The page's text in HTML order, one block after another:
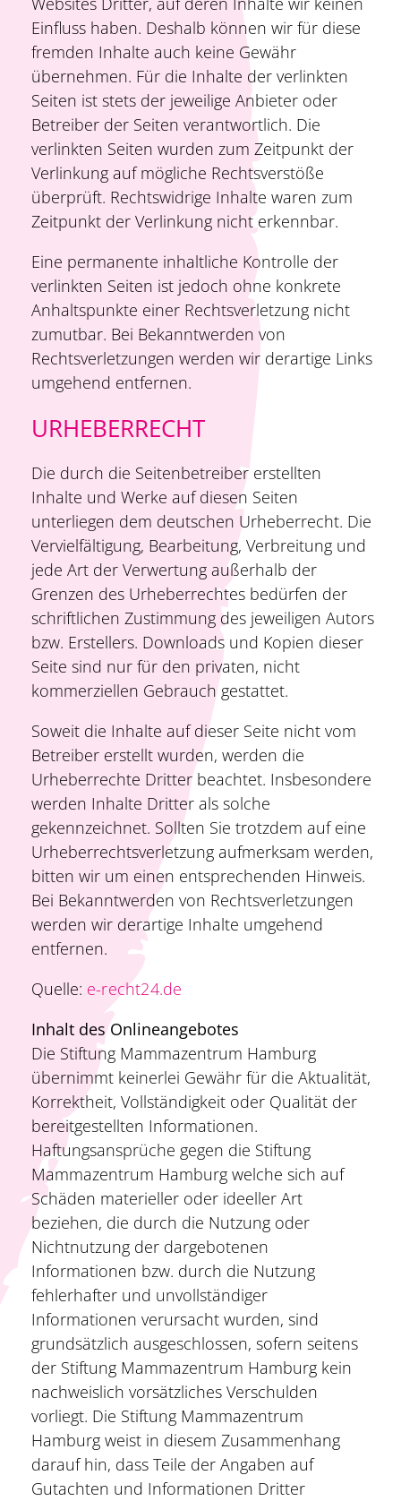
Einfluss haben. Deshalb können wir für diese
fremden Inhalte auch keine Gewähr
übernehmen. Für die Inhalte der verlinkten
Seiten ist stets der jeweilige Anbieter oder
Betreiber der Seiten verantwortlich. Die
verlinkten Seiten wurden zum Zeitpunkt der
Verlinkung auf mögliche Rechtsverstöße
überprüft. Rechtswidrige Inhalte waren zum
Zeitpunkt der Verlinkung nicht erkennbar.
Eine permanente inhaltliche Kontrolle der
verlinkten Seiten ist jedoch ohne konkrete
Anhaltspunkte einer Rechtsverletzung nicht
zumutbar. Bei Bekanntwerden von
Rechtsverletzungen werden wir derartige Links
umgehend entfernen.
URHEBERRECHT
Die durch die Seitenbetreiber erstellten
Inhalte und Werke auf diesen Seiten
unterliegen dem deutschen Urheberrecht. Die
Vervielfältigung, Bearbeitung, Verbreitung und
jede Art der Verwertung außerhalb der
Grenzen des Urheberrechtes bedürfen der
schriftlichen Zustimmung des jeweiligen Autors
bzw. Erstellers. Downloads und Kopien dieser
Seite sind nur für den privaten, nicht
kommerziellen Gebrauch gestattet.
Soweit die Inhalte auf dieser Seite nicht vom
Betreiber erstellt wurden, werden die
Urheberrechte Dritter beachtet. Insbesondere
werden Inhalte Dritter als solche
gekennzeichnet. Sollten Sie trotzdem auf eine
Urheberrechtsverletzung aufmerksam werden,
bitten wir um einen entsprechenden Hinweis.
Bei Bekanntwerden von Rechtsverletzungen
werden wir derartige Inhalte umgehend
entfernen.
Quelle: e-recht24.de
Inhalt des Onlineangebotes
Die Stiftung Mammazentrum Hamburg
übernimmt keinerlei Gewähr für die Aktualität,
Korrektheit, Vollständigkeit oder Qualität der
bereitgestellten Informationen.
Haftungsansprüche gegen die Stiftung
Mammazentrum Hamburg welche sich auf
Schäden materieller oder ideeller Art
beziehen, die durch die Nutzung oder
Nichtnutzung der dargebotenen
Informationen bzw. durch die Nutzung
fehlerhafter und unvollständiger
Informationen verursacht wurden, sind
grundsätzlich ausgeschlossen, sofern seitens
der Stiftung Mammazentrum Hamburg kein
nachweislich vorsätzliches Verschulden
vorliegt. Die Stiftung Mammazentrum
Hamburg weist in diesem Zusammenhang
darauf hin, dass Teile der Angaben auf
Gutachten und Informationen Dritter